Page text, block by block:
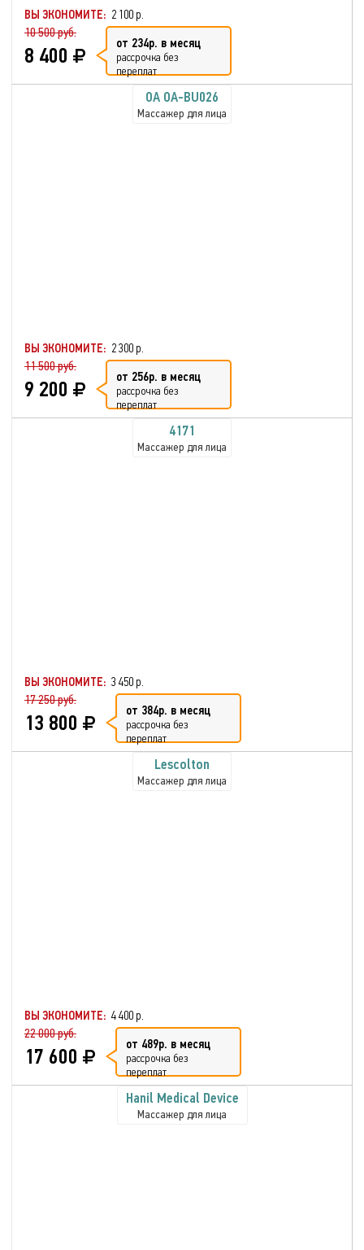
ВЫ ЭКОНОМИТЕ: 2 100 р.
10 500 руб.
8 400 от 234р. в месяц
рассрочка без
переплат
OA OA-BU026
Массажер для лица
ВЫ ЭКОНОМИТЕ: 2 300 р.
11 500 руб.
9 200 от 256р. в месяц
рассрочка без
переплат
4171
Массажер для лица
ВЫ ЭКОНОМИТЕ: 3 450 р.
17 250 руб.
13 800 от 384р. в месяц
рассрочка без
переплат
Lescolton
Массажер для лица
ВЫ ЭКОНОМИТЕ: 4 400 р.
22 000 руб.
17 600 от 489р. в месяц
рассрочка без
переплат
Hanil Medical Device
Массажер для лица